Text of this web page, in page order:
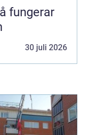
30 juli 2026